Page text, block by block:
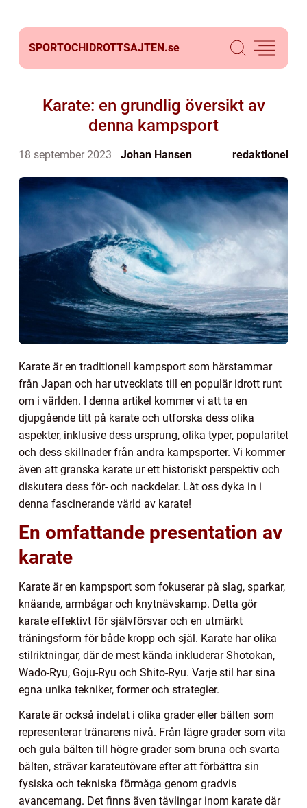
SPORTOCHIDROTTSAJTEN.se
Karate: en grundlig översikt av
denna kampsport
18 september 2023 Johan Hansen redaktionel
Karate är en traditionell kampsport som härstammar
från Japan och har utvecklats till en populär idrott runt
om i världen. I denna artikel kommer vi att ta en
djupgående titt på karate och utforska dess olika
aspekter, inklusive dess ursprung, olika typer, popularitet
och dess skillnader från andra kampsporter. Vi kommer
även att granska karate ur ett historiskt perspektiv och
diskutera dess för- och nackdelar. Låt oss dyka in i
denna fascinerande värld av karate!
En omfattande presentation av
karate
Karate är en kampsport som fokuserar på slag, sparkar,
knäande, armbågar och knytnävskamp. Detta gör
karate effektivt för självförsvar och en utmärkt
träningsform för både kropp och själ. Karate har olika
stilriktningar, där de mest kända inkluderar Shotokan,
Wado-Ryu, Goju-Ryu och Shito-Ryu. Varje stil har sina
egna unika tekniker, former och strategier.
Karate är också indelat i olika grader eller bälten som
representerar tränarens nivå. Från lägre grader som vita
och gula bälten till högre grader som bruna och svarta
bälten, strävar karateutövare efter att förbättra sin
fysiska och tekniska förmåga genom gradvis
avancemang. Det finns även tävlingar inom karate där